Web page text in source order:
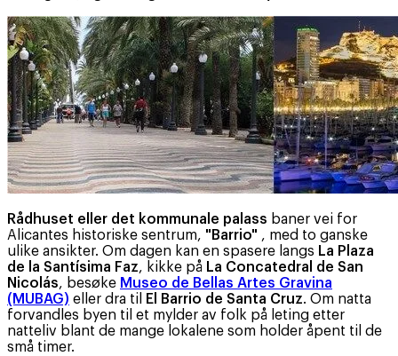
Rådhuset eller det kommunale palass baner vei for
Alicantes historiske sentrum, "Barrio" , med to ganske
ulike ansikter. Om dagen kan en spasere langs La Plaza
de la Santísima Faz, kikke på La Concatedral de San
Nicolás, besøke Museo de Bellas Artes Gravina
(MUBAG) eller dra til El Barrio de Santa Cruz. Om natta
forvandles byen til et mylder av folk på leting etter
natteliv blant de mange lokalene som holder åpent til de
små timer.